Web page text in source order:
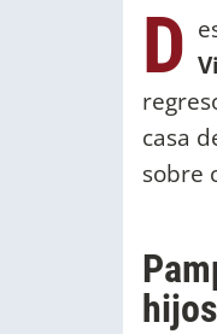
D
casa
sobre